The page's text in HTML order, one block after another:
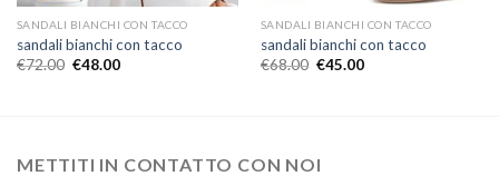
SANDALI BIANCHI CON TACCO
sandali bianchi con tacco
€72.00 €48.00
SANDALI BIANCHI CON TACCO
sandali bianchi con tacco
€68.00 €45.00
METTITI IN CONTATTO CON NOI